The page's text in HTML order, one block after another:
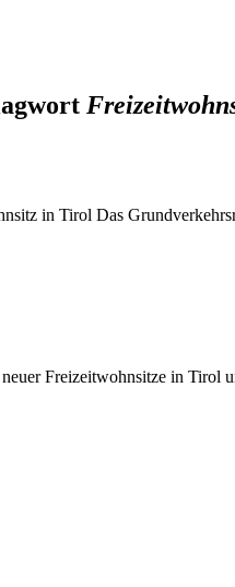
in Tirol Das
Freizeitwohnsitze in Tirol